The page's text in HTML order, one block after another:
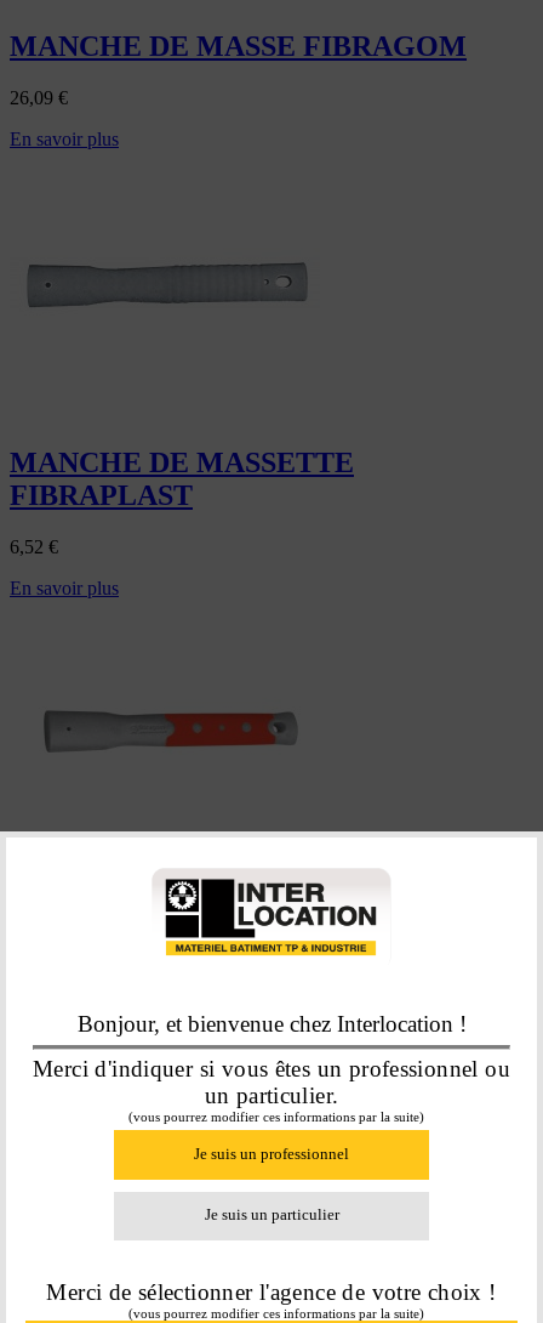
Bonjour, et bienvenue chez Interlocation !
Merci d'indiquer si vous êtes un professionnel ou
un particulier.
(vous pourrez modifier ces informations par la suite)
Je suis un professionnel
Je suis un particulier
Merci de sélectionner l'agence de votre choix !
(vous pourrez modifier ces informations par la suite)
MANCHE DE MASSE FIBRAGOM
26,09 €
En savoir plus
MANCHE DE MASSETTE
FIBRAPLAST
6,52 €
En savoir plus
MANCHE DE MASSETTE
FRIBRAGOM
En savoir plus